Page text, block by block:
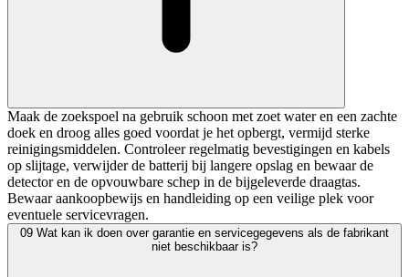
Maak de zoekspoel na gebruik schoon met zoet water en een zachte
doek en droog alles goed voordat je het opbergt, vermijd sterke
reinigingsmiddelen. Controleer regelmatig bevestigingen en kabels
op slijtage, verwijder de batterij bij langere opslag en bewaar de
detector en de opvouwbare schep in de bijgeleverde draagtas.
Bewaar aankoopbewijs en handleiding op een veilige plek voor
eventuele servicevragen.
09 Wat kan ik doen over garantie en servicegegevens als de fabrikant
niet beschikbaar is?